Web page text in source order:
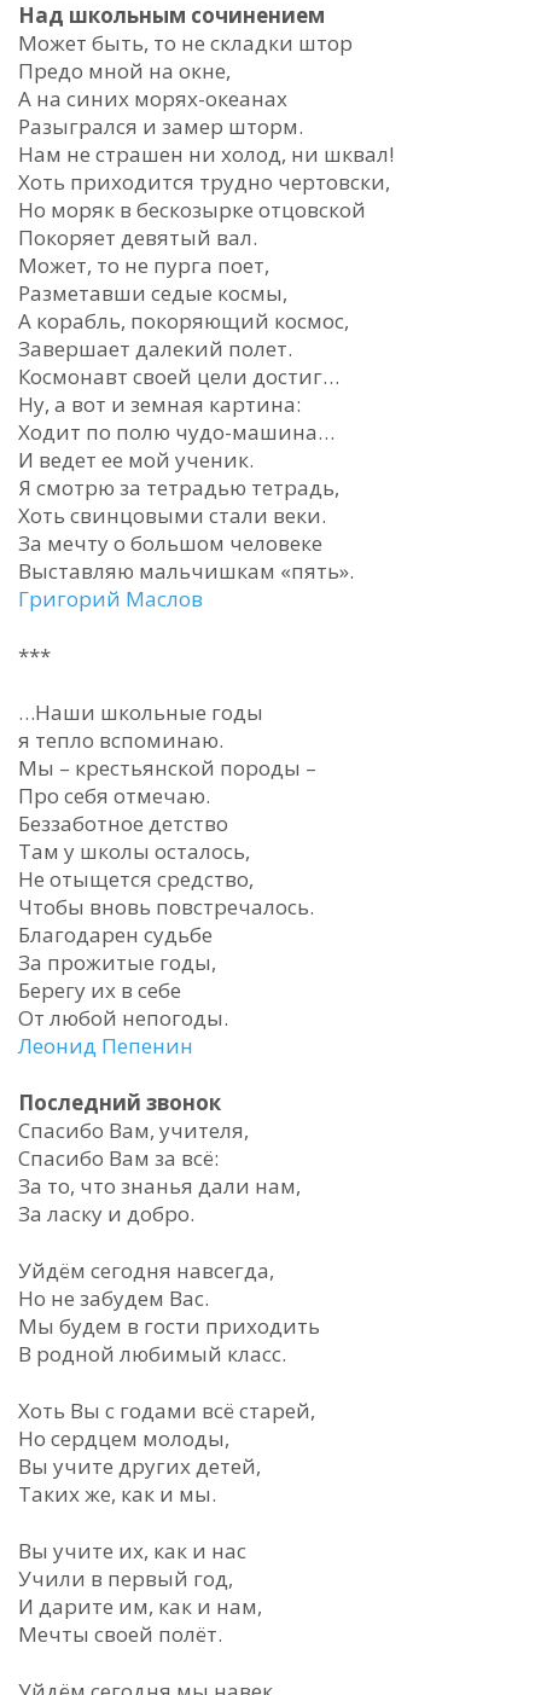
Над школьным сочинением
Может быть, то не складки штор
Предо мной на окне,
А на синих морях-океанах
Разыгрался и замер шторм.
Нам не страшен ни холод, ни шквал!
Хоть приходится трудно чертовски,
Но моряк в бескозырке отцовской
Покоряет девятый вал.
Может, то не пурга поет,
Разметавши седые космы,
А корабль, покоряющий космос,
Завершает далекий полет.
Космонавт своей цели достиг…
Ну, а вот и земная картина:
Ходит по полю чудо-машина…
И ведет ее мой ученик.
Я смотрю за тетрадью тетрадь,
Хоть свинцовыми стали веки.
За мечту о большом человеке
Выставляю мальчишкам «пять».
Григорий Маслов
***
…Наши школьные годы
я тепло вспоминаю.
Мы – крестьянской породы –
Про себя отмечаю.
Беззаботное детство
Там у школы осталось,
Не отыщется средство,
Чтобы вновь повстречалось.
Благодарен судьбе
За прожитые годы,
Берегу их в себе
От любой непогоды.
Леонид Пепенин
Последний звонок
Спасибо Вам, учителя,
Спасибо Вам за всё:
За то, что знанья дали нам,
За ласку и добро.
Уйдём сегодня навсегда,
Но не забудем Вас.
Мы будем в гости приходить
В родной любимый класс.
Хоть Вы с годами всё старей,
Но сердцем молоды,
Вы учите других детей,
Таких же, как и мы.
Вы учите их, как и нас
Учили в первый год,
И дарите им, как и нам,
Мечты своей полёт.